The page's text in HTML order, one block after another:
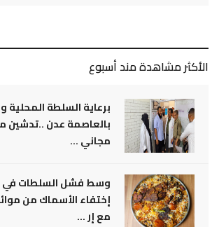
الأكثر مشاهدة مند أسبوع
برعاية السلطة
بالعاصمة عدن ..تدشين
مجاني ...
وسط فشل السلطات في
إختفاء الأسماك من
مع إر ...